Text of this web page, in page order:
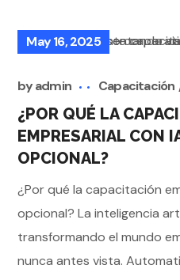
May 16, 2025
byadmin Capacitación
¿POR QUÉ LA
EMPRESARIAL CON
OPCIONAL?
¿Por qué la capacitación
opcional? La inteligencia
transformando el mundo
nunca antes vista.